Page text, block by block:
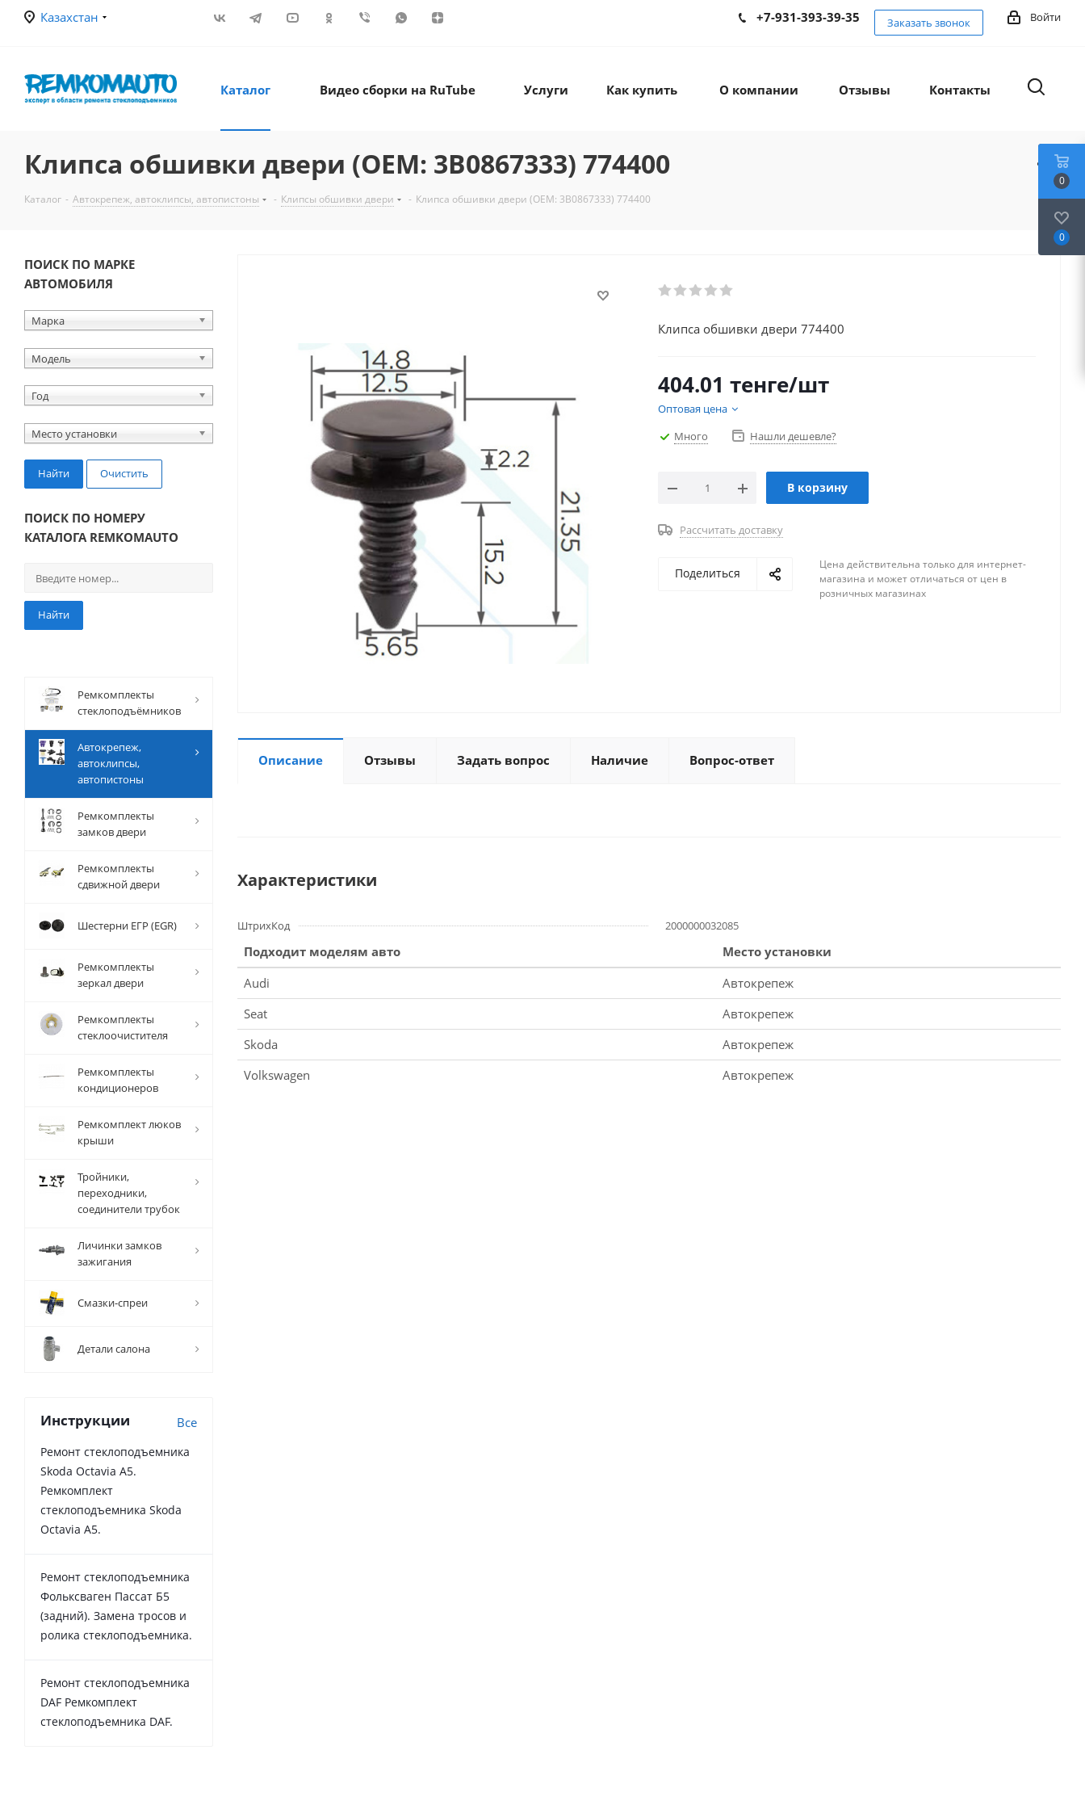
Казахстан Войти
+7-931-393-39-35 Заказать звонок
Каталог Видео сборки на RuTube Услуги Как купить О компании Отзывы Контакты
Клипса обшивки двери (OEM: 3B0867333) 774400
Каталог - Автокрепеж, автоклипсы, автопистоны - Клипсы обшивки двери - Клипса обшивки двери (OEM: 3B0867333) 774400
ПОИСК ПО МАРКЕ
АВТОМОБИЛЯ
Марка
Модель
Год
Место установки
Найти Очистить
ПОИСК ПО НОМЕРУ
КАТАЛОГА REMKOMAUTO
Найти
Ремкомплекты
стеклоподъёмников
Автокрепеж,
автоклипсы,
автопистоны
Ремкомплекты
замков двери
Ремкомплекты
сдвижной двери
Шестерни ЕГР (EGR)
Ремкомплекты
зеркал двери
Ремкомплекты
стеклоочистителя
Ремкомплекты
кондиционеров
Ремкомплект люков
крыши
Тройники,
переходники,
соединители трубок
Личинки замков
зажигания
Смазки-спреи
Детали салона
Инструкции Все
Ремонт стеклоподъемника
Skoda Octavia A5.
Ремкомплект
стеклоподъемника Skoda
Octavia A5.
Ремонт стеклоподъемника
Фольксваген Пассат Б5
(задний). Замена тросов и
ролика стеклоподъемника.
Ремонт стеклоподъемника
DAF Ремкомплект
стеклоподъемника DAF.
Клипса обшивки двери 774400
404.01 тенге/шт
Оптовая цена
Много
Нашли дешевле?
В корзину
Рассчитать доставку
Поделиться
Цена действительна только для интернет-
магазина и может отличаться от цен в
розничных магазинах
Описание Отзывы Задать вопрос Наличие Вопрос-ответ
Характеристики
ШтрихКод 2000000032085
Подходит моделям авто
Место установки
Audi
Автокрепеж
Seat
Автокрепеж
Skoda
Автокрепеж
Volkswagen
Автокрепеж
0
0